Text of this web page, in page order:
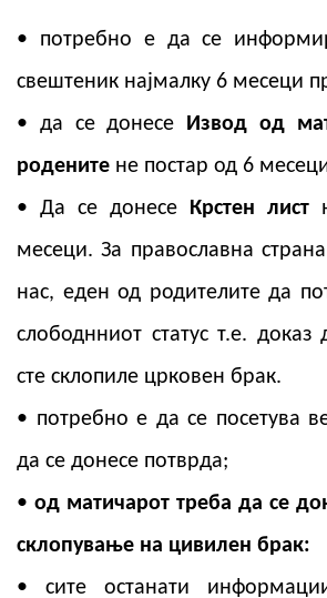
• потребно е да се
свештеник најмалку 6 месеци
• да се донесе
Извод од
родените не постар од 6
• Да се донесе
Крстен лист
месеци. За православна
нас, еден од родителите да
слободнниот статус т.е.
сте склопиле црковен брак.
• потребно е да се посетува
да се донесе потврда;
• од матичарот треба да се
склопување на цивилен брак:
• сите останати